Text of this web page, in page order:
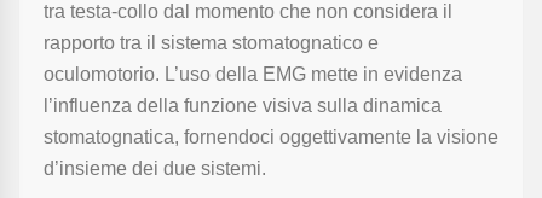
tra testa-collo dal momento che non considera il
rapporto tra il sistema stomatognatico e
oculomotorio. L’uso della EMG mette in evidenza
l’influenza della funzione visiva sulla dinamica
stomatognatica, fornendoci oggettivamente la visione
d’insieme dei due sistemi.